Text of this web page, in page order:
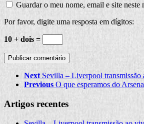
Guardar o meu nome, email e site
Por favor, digite uma resposta em dígitos:
10 + dois =
Next Sevilla – Liverpool transmissão
Previous O que esperamos do
Artigos recentes